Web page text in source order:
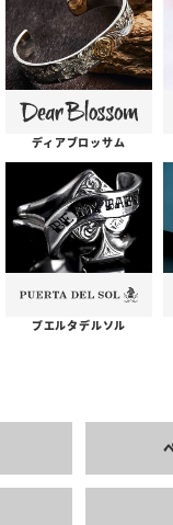
ディアブロッサム
プエルタデルソル